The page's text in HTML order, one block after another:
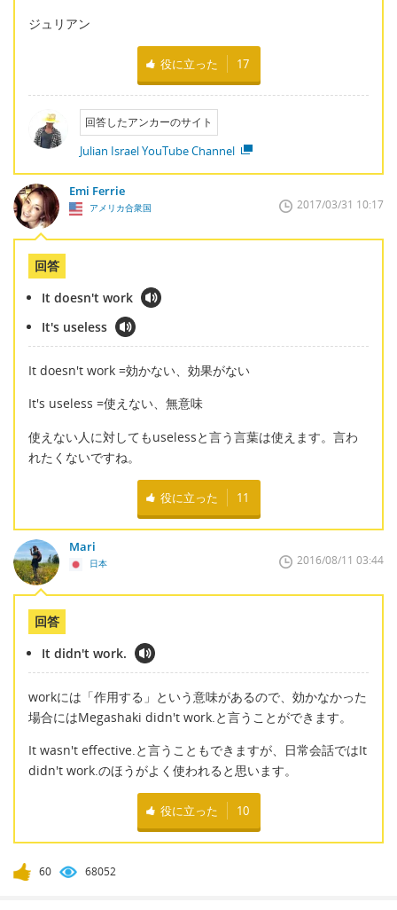
ジュリアン
役に立った 17
回答したアンカーのサイト
Julian Israel YouTube Channel
Emi Ferrie
アメリカ合衆国 2017/03/31 10:17
回答
It doesn't work
It's useless
It doesn't work =効かない、効果がない
It's useless =使えない、無意味
使えない人に対してもuselessと言う言葉は使えます。言わ
れたくないですね。
役に立った 11
Mari
日本 2016/08/11 03:44
回答
It didn't work.
workには「作用する」という意味があるので、効かなかった
場合にはMegashaki didn't work.と言うことができます。
It wasn't effective.と言うこともできますが、日常会話ではIt
didn't work.のほうがよく使われると思います。
役に立った 10
60 68052